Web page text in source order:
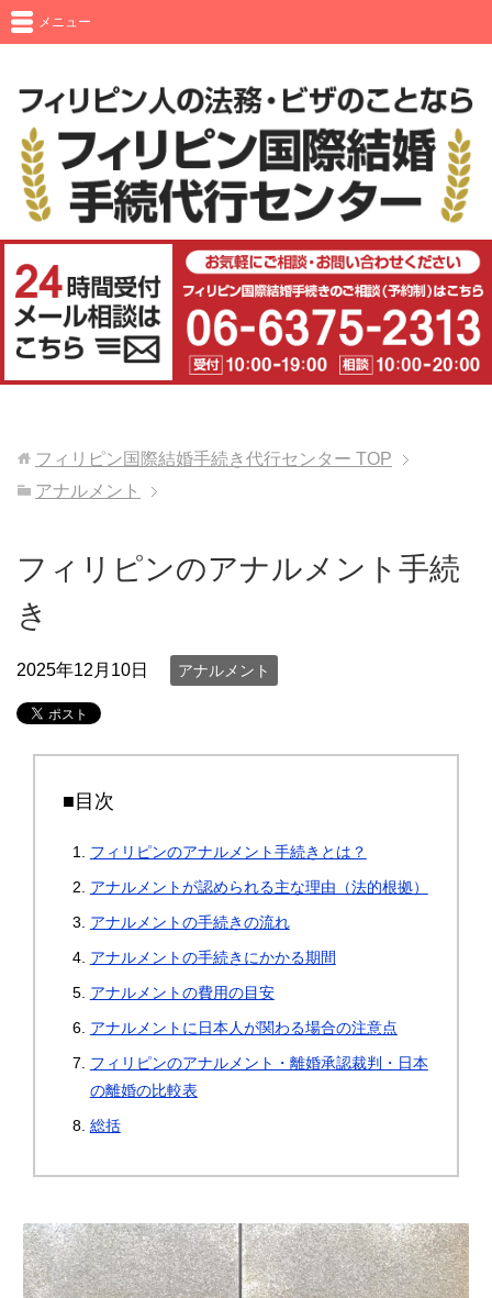
メニュー
フィリピン国際結婚手続き代行センター TOP
アナルメント
フィリピンのアナルメント手続
き
2025年12月10日 アナルメント
■目次
フィリピンのアナルメント手続きとは？
アナルメントが認められる主な理由（法的根拠）
アナルメントの手続きの流れ
アナルメントの手続きにかかる期間
アナルメントの費用の目安
アナルメントに日本人が関わる場合の注意点
フィリピンのアナルメント・離婚承認裁判・日本
の離婚の比較表
総括